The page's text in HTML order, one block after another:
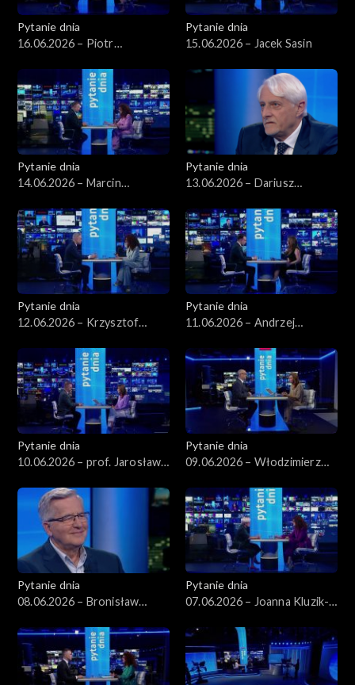
Pytanie dnia
16.06.2026 – Piotr
Pytanie dnia
15.06.2026 – Jacek Sasin
Pytanie dnia
14.06.2026 – Marcin
Pytanie dnia
13.06.2026 – Dariusz
Pytanie dnia
12.06.2026 – Krzysztof
Pytanie dnia
11.06.2026 – Andrzej
Pytanie dnia
10.06.2026 – prof. Jarosław
Pytanie dnia
09.06.2026 – Włodzimierz
Pytanie dnia
08.06.2026 – Bronisław
Pytanie dnia
07.06.2026 – Joanna Kluzik-